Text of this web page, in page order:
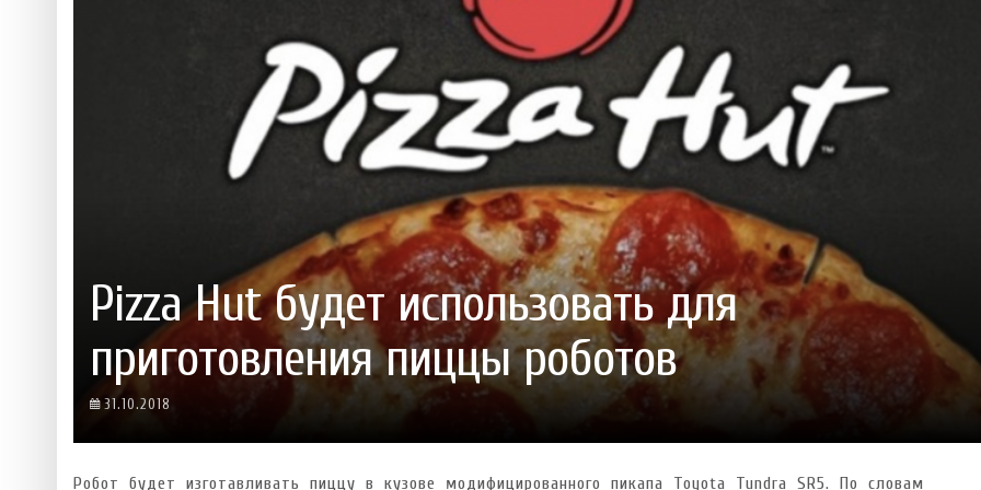
Ніжність, що смакує до чаю: новинка зефір від власної ТМ Varto вже у VARUS
Солодкий настрій у кожному шматочку: халва власної ТМ Varto вже у VARUS - 10.10.2025
VARUS запускає космічний Сирний фестиваль - 29.09.2025
Пивоколада від MAUDAU: як затримати літо в келиху
Який алкоголь підходить вашому знаку зодіаку: розбір астролога і керуючого баром
ПЕЧИВО «ФРУТТАНЧИК» СПРОБУЙ ЗІ ЗНИЖКОЮ -40 %
400 ПОЗИЦІЙ,
Pizza Hut будет использовать для
приготовления пиццы роботов
31.10.2018
Робот будет изготавливать пиццу в кузове модифицированного пикапа Toyota Tundra SR5. По словам